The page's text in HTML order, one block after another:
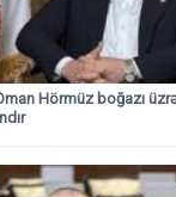
Hörmüz boğazı